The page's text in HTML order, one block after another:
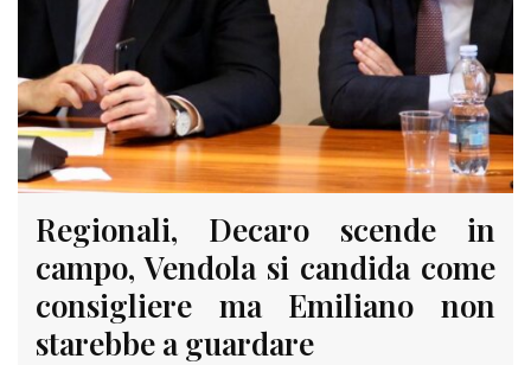
Regionali, Decaro scende in
campo, Vendola si candida come
consigliere ma Emiliano non
starebbe a guardare